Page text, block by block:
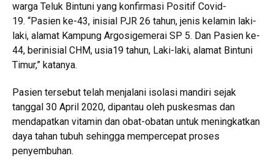
warga Teluk Bintuni yang konfirmasi Positif Covid-
19. “Pasien ke-43, inisial PJR 26 tahun, jenis kelamin laki-
laki, alamat Kampung Argosigemerai SP 5. Dan Pasien ke-
44, berinisial CHM, usia19 tahun, Laki-laki, alamat Bintuni
Timur,” katanya.
Pasien tersebut telah menjalani isolasi mandiri sejak
tanggal 30 April 2020, dipantau oleh puskesmas dan
mendapatkan vitamin dan obat-obatan untuk meningkatkan
daya tahan tubuh sehingga mempercepat proses
penyembuhan.